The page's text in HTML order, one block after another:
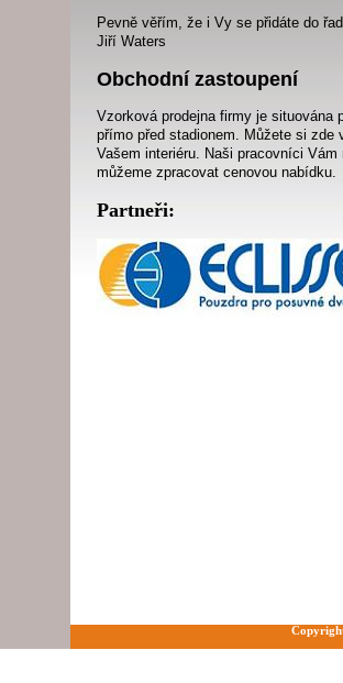
Pevně věřím, že i Vy se přidáte do
Jiří Waters
Obchodní zastoupení
Vzorková prodejna firmy je
přímo před stadionem. Můžete si
Vašem interiéru. Naši pracovníci
můžeme zpracovat cenovou nabídku.
Partneři: